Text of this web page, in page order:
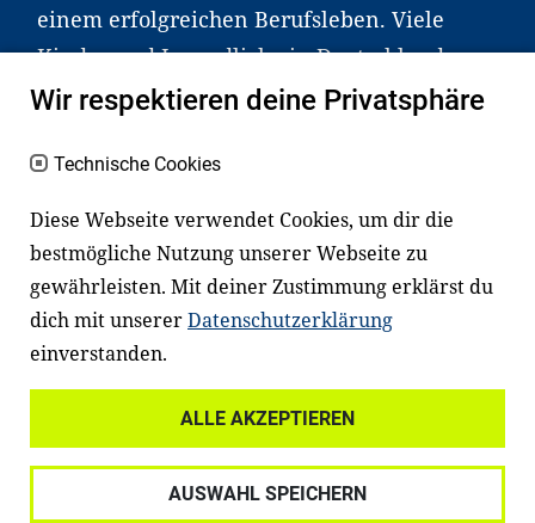
einem erfolgreichen Berufsleben. Viele
Kinder und Jugendliche in Deutschland
haben aber große Schwierigkeiten dabei.
an Familien sowie an Erzieher*innen,
Fachexpert*innen. Dafür arbeiten wir eng
mit Ministerien, wissenschaftlichen
Einrichtungen, Verbänden, Unternehmen
und anderen Stiftungen zusammen.
Datenschutz
Wir respektieren deine Privatsphäre
Technische Cookies
Diese Webseite verwendet Cookies, um dir die
bestmögliche Nutzung unserer Webseite zu
gewährleisten. Mit deiner Zustimmung erklärst du
dich mit unsererDatenschutzerklärung
einverstanden.
ALLE AKZEPTIEREN
AUSWAHL SPEICHERN